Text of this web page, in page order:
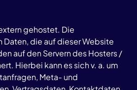
gehostet. Die
die auf dieser Website
auf den Servern des Hosters /
Hierbei kann es sich v. a. um
Meta- und